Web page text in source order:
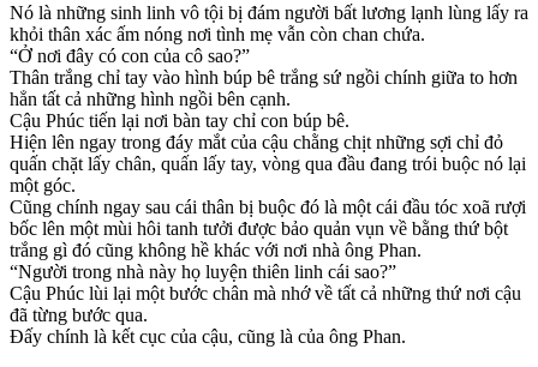
Nó là những sinh linh vô tội bị đám người bất lương lạnh lùng lấy ra
khỏi thân xác ấm nóng nơi tình mẹ vẫn còn chan chứa.
“Ở nơi đây có con của cô sao?”
Thân trắng chỉ tay vào hình búp bê trắng sứ ngồi chính giữa to hơn
hẳn tất cả những hình ngồi bên cạnh.
Cậu Phúc tiến lại nơi bàn tay chỉ con búp bê.
Hiện lên ngay trong đáy mắt của cậu chằng chịt những sợi chỉ đỏ
quấn chặt lấy chân, quấn lấy tay, vòng qua đầu đang trói buộc nó lại
một góc.
Cũng chính ngay sau cái thân bị buộc đó là một cái đầu tóc xoã rượi
bốc lên một mùi hôi tanh tưởi được bảo quản vụn về bằng thứ bột
trắng gì đó cũng không hề khác với nơi nhà ông Phan.
“Người trong nhà này họ luyện thiên linh cái sao?”
Cậu Phúc lùi lại một bước chân mà nhớ về tất cả những thứ nơi cậu
đã từng bước qua.
Đấy chính là kết cục của cậu, cũng là của ông Phan.